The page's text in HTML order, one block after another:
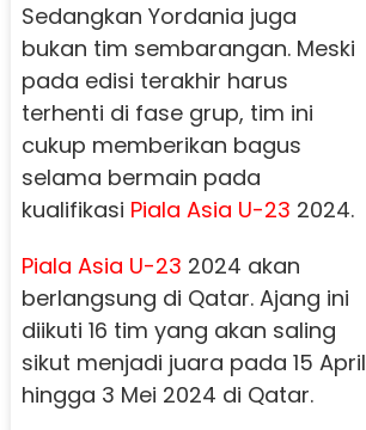
Sedangkan Yordania juga
bukan tim sembarangan. Meski
pada edisi terakhir harus
terhenti di fase grup, tim ini
cukup memberikan bagus
selama bermain pada
kualifikasi Piala Asia U-23 2024.
Piala Asia U-23 2024 akan
berlangsung di Qatar. Ajang ini
diikuti 16 tim yang akan saling
sikut menjadi juara pada 15 April
hingga 3 Mei 2024 di Qatar.